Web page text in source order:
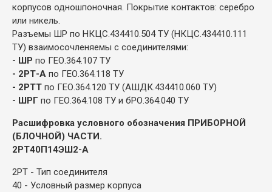
корпусов одношпоночная. Покрытие контактов: серебро
или никель.
Разъемы ШР по НКЦС.434410.504 ТУ (НКЦС.434410.111
ТУ) взаимосочленяемы с соединителями:
- ШР по ГЕО.364.107 ТУ
- 2РТ-А по ГЕО.364.118 ТУ
- 2РТТ по ГЕО.364.120 ТУ (АШДК.434410.060 ТУ)
- ШРГ по ГЕО.364.108 ТУ и бРО.364.040 ТУ
Расшифровка условного обозначения ПРИБОРНОЙ
(БЛОЧНОЙ) ЧАСТИ.
2РТ40П14ЭШ2-А
2РТ - Тип соединителя
40 - Условный размер корпуса